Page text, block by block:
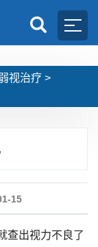
视治疗 >
15
查出视力不良了